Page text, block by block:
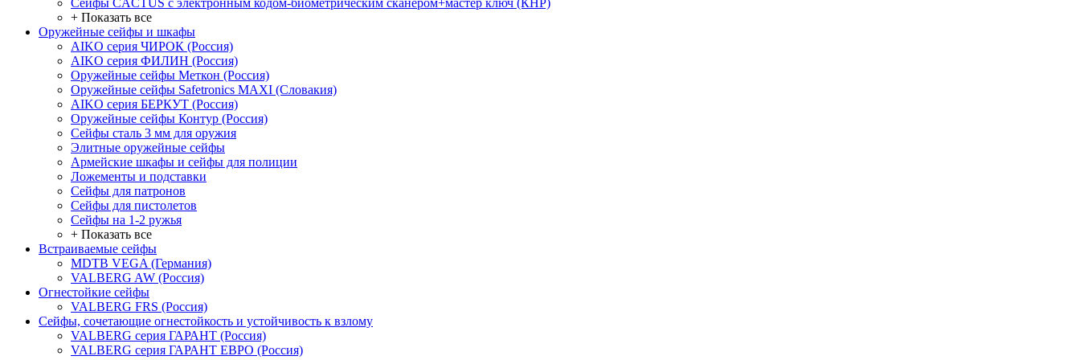
Сейфы CACTUS с электронным кодом-биометрическим сканером+мастер ключ (КНР)
+ Показать все
Оружейные сейфы и шкафы
AIKO серия ЧИРОК (Россия)
AIKO серия ФИЛИН (Россия)
Оружейные сейфы Меткон (Россия)
Оружейные сейфы Safetronics MAXI (Словакия)
AIKO серия БЕРКУТ (Россия)
Оружейные сейфы Контур (Россия)
Сейфы сталь 3 мм для оружия
Элитные оружейные сейфы
Армейские шкафы и сейфы для полиции
Ложементы и подставки
Сейфы для патронов
Сейфы для пистолетов
Сейфы на 1-2 ружья
+ Показать все
Встраиваемые сейфы
MDTB VEGA (Германия)
VALBERG AW (Россия)
Огнестойкие сейфы
VALBERG FRS (Россия)
Сейфы, сочетающие огнестойкость и устойчивость к взлому
VALBERG серия ГАРАНТ (Россия)
VALBERG серия ГАРАНТ ЕВРО (Россия)